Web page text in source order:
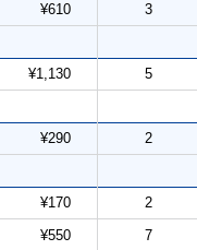
¥610 3
¥1,130 5
¥290 2
¥170 2
¥550 7